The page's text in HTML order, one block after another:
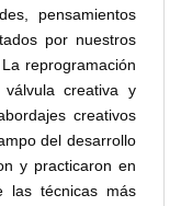
pensamientos
por nuestros
reprogramación
creativa y
creativos
del desarrollo
y practicaron en
las técnicas más